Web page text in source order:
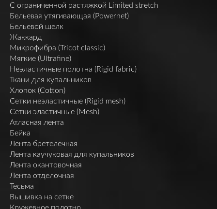
C ограниченной растяжкой Limited stretch
Бельевая утягивающая (Powernet)
Бельевой шелк
Жаккард
Микрофибра (Tricot classic)
Мягкие (Ultrafine)
Неэластичные полотна (Rigid fabric)
Ткани для купальников
Хлопок (Cotton)
Сетки неэластичные (Rigid mesh)
Сетки эластичные (Mesh)
Атласная лента
Бейка
Лента бретелечная
Лента каучуковая для купальников
Лента окантовочная
Лента отделочная
Тесьма
Вышивка на сетке
Кружевное полотно